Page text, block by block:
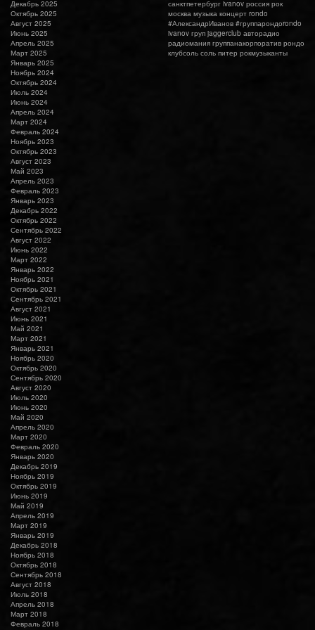
Декабрь 2025
Октябрь 2025
Август 2025
Июнь 2025
Апрель 2025
Март 2025
Январь 2025
Ноябрь 2024
Октябрь 2024
Июль 2024
Июнь 2024
Апрель 2024
Март 2024
Февраль 2024
Ноябрь 2023
Октябрь 2023
Август 2023
Май 2023
Апрель 2023
Февраль 2023
Январь 2023
Декабрь 2022
Октябрь 2022
Сентябрь 2022
Август 2022
Июнь 2022
Март 2022
Январь 2022
Ноябрь 2021
Октябрь 2021
Сентябрь 2021
Август 2021
Июнь 2021
Май 2021
Март 2021
Январь 2021
Ноябрь 2020
Октябрь 2020
Сентябрь 2020
Август 2020
Июль 2020
Июнь 2020
Май 2020
Апрель 2020
Март 2020
Февраль 2020
Январь 2020
Декабрь 2019
Ноябрь 2019
Октябрь 2019
Июнь 2019
Май 2019
Апрель 2019
Март 2019
Январь 2019
Декабрь 2018
Ноябрь 2018
Октябрь 2018
Сентябрь 2018
Август 2018
Июль 2018
Апрель 2018
Март 2018
Февраль 2018
санктпетербург ivanov россия рок
москва музыка концерт rondo
#АлександрИванов #группарондоrondo
ivanov груп jaggerclub авторадио
радиомания группанакорпоратив рондо
клубсоль соль питер рокмузыканты